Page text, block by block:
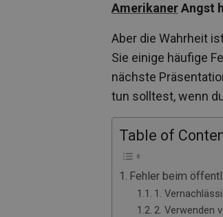
AmerikanerAngst
Aber die Wahrheit
Sie einige häufige
nächste
tun solltest, wenn
Table of
Fehler beim
1.
2. Verwenden